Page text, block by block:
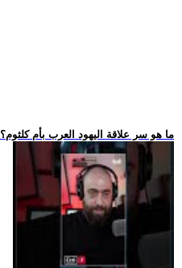
.. ما هو سر علاقة اليهود العرب بأم كلثوم؟